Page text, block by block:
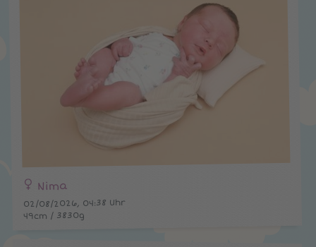
Nima
02/08/2026, 04:38 Uhr
49cm / 3830g